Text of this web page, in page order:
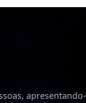
apresentando-